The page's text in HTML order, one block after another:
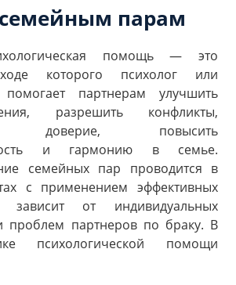
парам
помощь — это
которого психолог или
помогает партнерам улучшить
разрешить конфликты,
доверие, повысить
и гармонию в семье.
семейных пар проводится в
с применением эффективных
зависит от индивидуальных
проблем партнеров по браку. В
психологической помощи